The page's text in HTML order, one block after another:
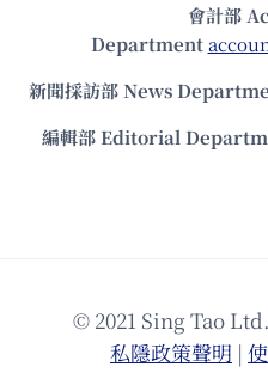
會計部
Department
新聞採訪部 News
編輯部 Editorial
© 2021 Sing Tao
私隱政策聲明 |